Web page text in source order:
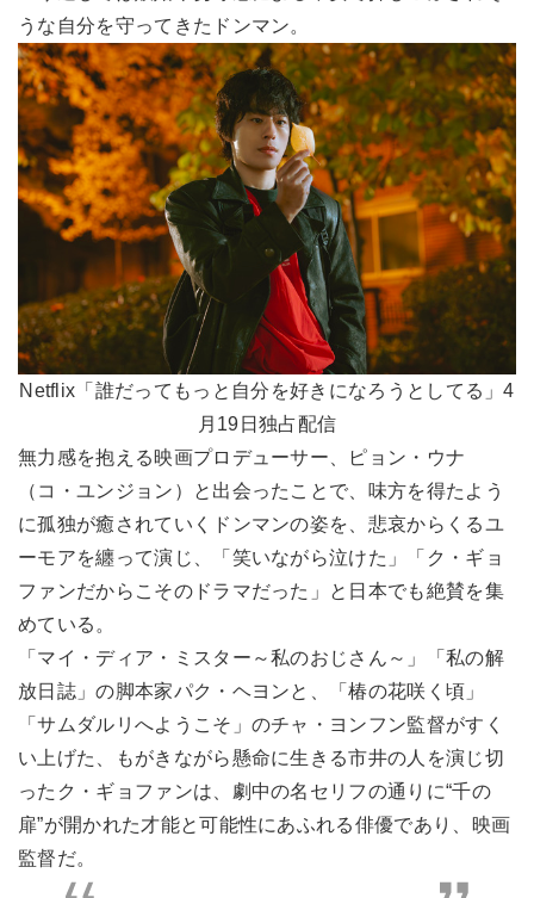
うな自分を守ってきたドンマン。
Netflix「誰だってもっと自分を好きになろうとしてる」4
月19日独占配信
無力感を抱える映画プロデューサー、ピョン・ウナ
（コ・ユンジョン）と出会ったことで、味方を得たよう
に孤独が癒されていくドンマンの姿を、悲哀からくるユ
ーモアを纏って演じ、「笑いながら泣けた」「ク・ギョ
ファンだからこそのドラマだった」と日本でも絶賛を集
めている。
「マイ・ディア・ミスター～私のおじさん～」「私の解
放日誌」の脚本家パク・ヘヨンと、「椿の花咲く頃」
「サムダルリへようこそ」のチャ・ヨンフン監督がすく
い上げた、もがきながら懸命に生きる市井の人を演じ切
ったク・ギョファンは、劇中の名セリフの通りに“千の
扉”が開かれた才能と可能性にあふれる俳優であり、映画
監督だ。